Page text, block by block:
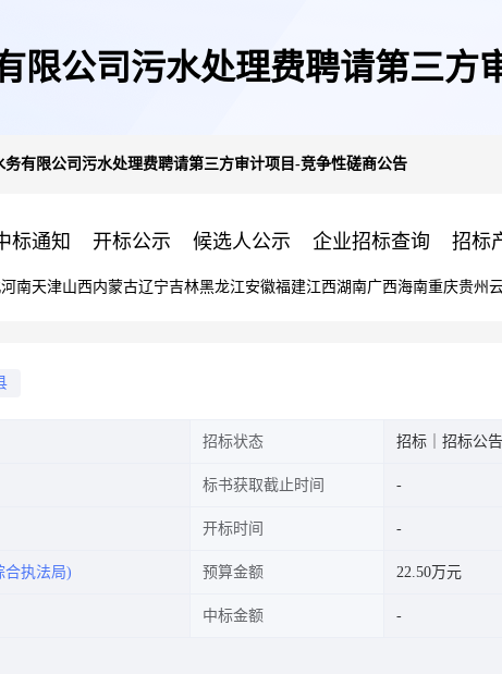
限公司污水处理费聘请第三方
务有限公司污水处理费聘请第三方审计项目-竞争性磋商公告
标通知 开标公示 候选人公示 企业招标查询 招标
河南天津山西内蒙古辽宁吉林黑龙江安徽福建江西湖南广西海南重庆贵州
招标状态 招标｜招标公告
标书获取截止时间
开标时间
合执法局) 预算金额 22.50万元
中标金额